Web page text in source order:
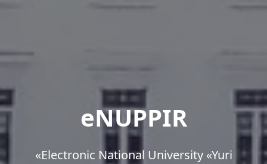
eNUPPIR
«Еlectronic National University «Yuri